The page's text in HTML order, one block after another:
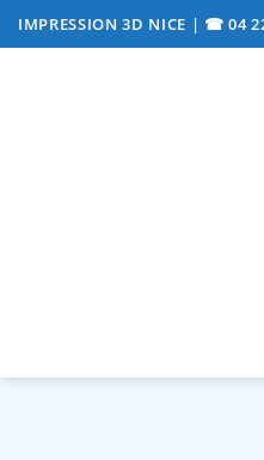
Passer
au
IMPRESSION 3D NICE | ☎ 04